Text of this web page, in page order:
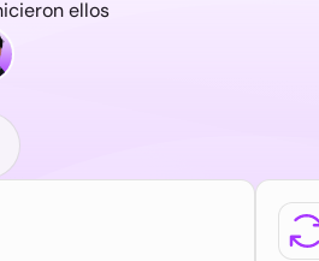
ellos